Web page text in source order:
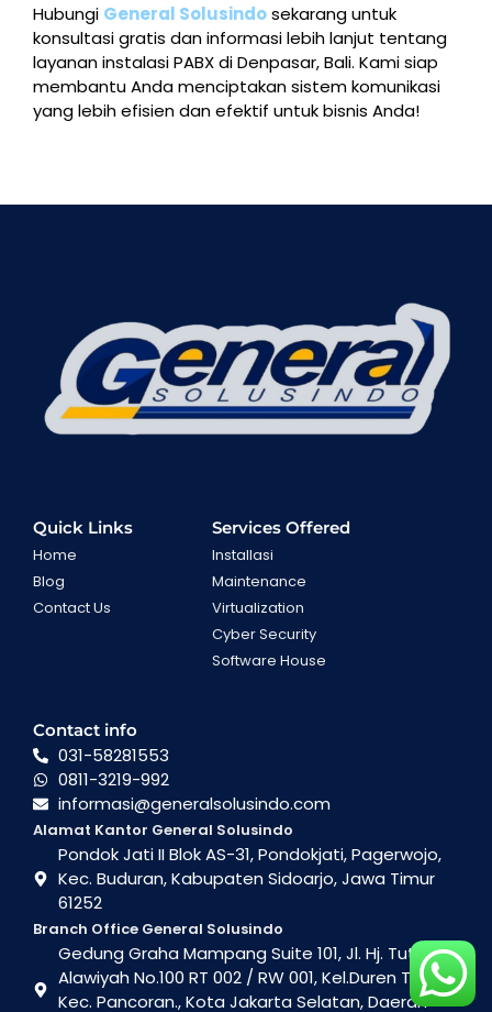
Hubungi General Solusindosekarang untuk
konsultasi gratis dan informasi lebih lanjut tentang
layanan instalasi PABX di Denpasar, Bali. Kami siap
membantu Anda menciptakan sistem komunikasi
yang lebih efisien dan efektif untuk bisnis Anda!
Quick Links
Home
Blog
Contact Us
Services Offered
Installasi
Maintenance
Virtualization
Cyber Security
Software House
Contact info
031-58281553
0811-3219-992
informasi@generalsolusindo.com
Alamat Kantor General Solusindo
Pondok Jati II Blok AS-31, Pondokjati, Pagerwojo,
Kec. Buduran, Kabupaten Sidoarjo, Jawa Timur
61252
Branch Office General Solusindo
Gedung Graha Mampang Suite 101, Jl. Hj. Tutty
Alawiyah No.100 RT 002 / RW 001, Kel.Duren Tiga ,
Kec. Pancoran., Kota Jakarta Selatan, Daerah